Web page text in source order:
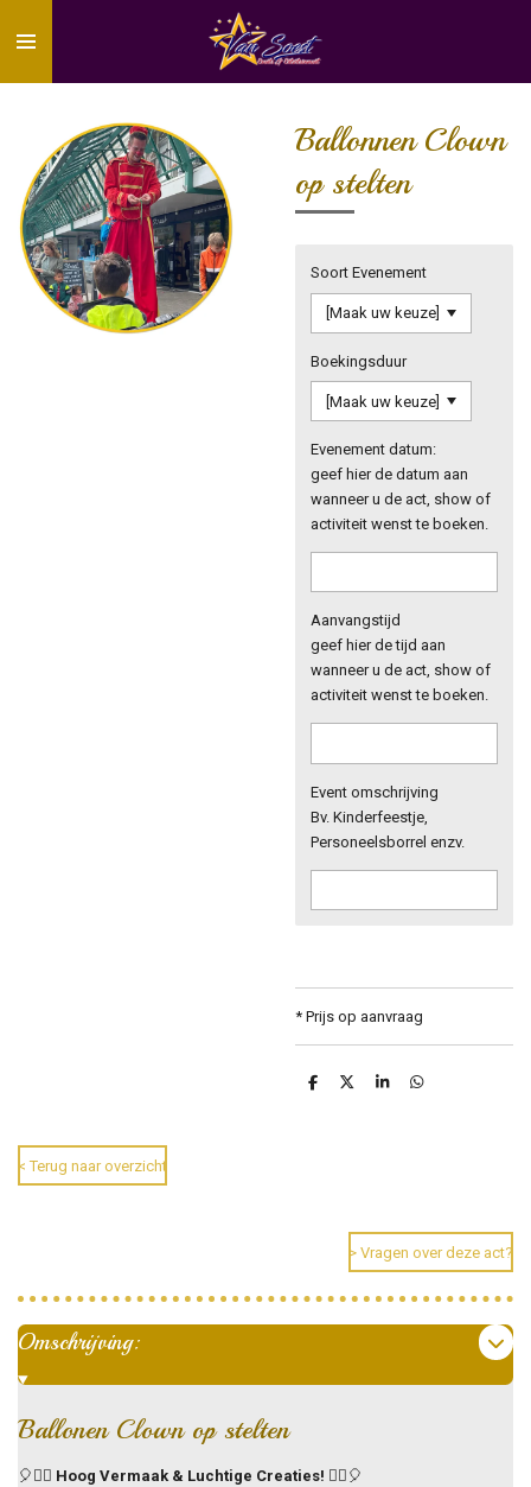
direct
hoofdinhoud
Ballonnen Clown
op stelten
Soort Evenement
Boekingsduur
Evenement datum:
geef hier de datum aan
wanneer u de act, show of
activiteit wenst te boeken.
Aanvangstijd
geef hier de tijd aan
wanneer u de act, show of
activiteit wenst te boeken.
Event omschrijving
Bv. Kinderfeestje,
Personeelsborrel enzv.
* Prijs op aanvraag
D
D
S
D
< Terug naar overzicht
> Vragen over deze act?
Omschrijving:
Ballonen Clown op stelten
🎈🤹‍♂️ Hoog Vermaak & Luchtige Creaties! 🤹‍♂️🎈